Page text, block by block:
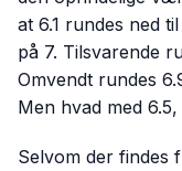
at 6.1 rundes ned
på 7. Tilsvarende
Omvendt rundes
Men hvad med
Selvom der findes